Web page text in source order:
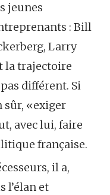
jeunes
: Bill
Larry
la trajectoire
différent. Si
sûr, «exiger
avec lui, faire
française.
il a,
l’élan et